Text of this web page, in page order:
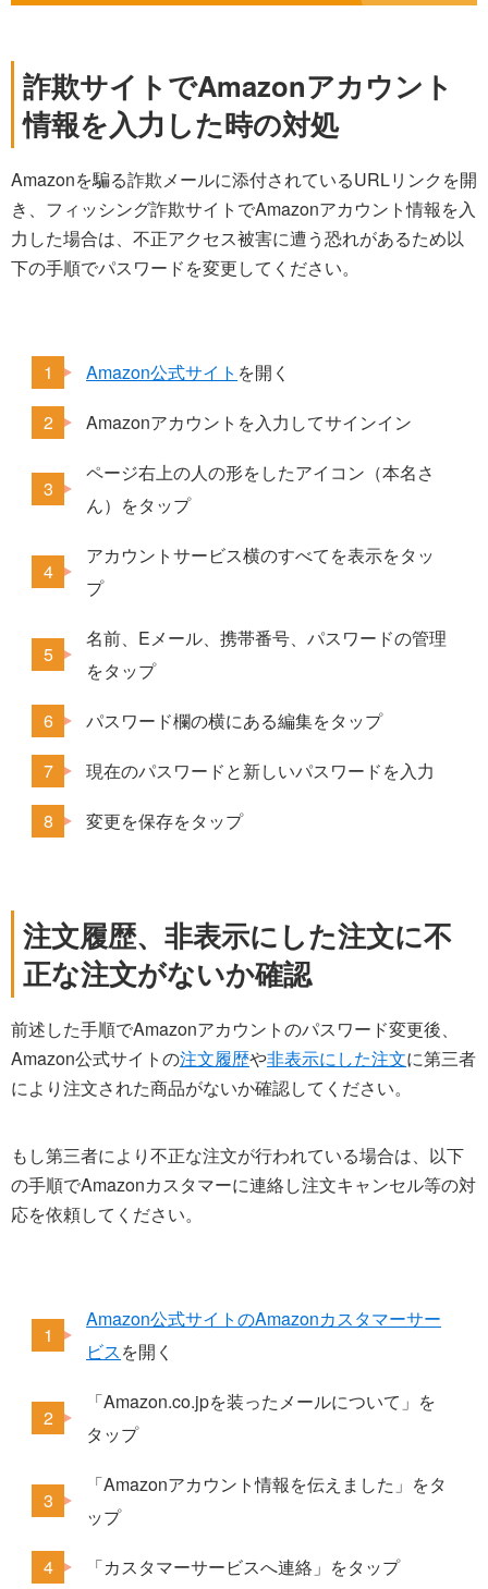
詐欺サイトでAmazonアカウント
情報を入力した時の対処
Amazonを騙る詐欺メールに添付されているURLリンクを開
き、フィッシング詐欺サイトでAmazonアカウント情報を入
力した場合は、不正アクセス被害に遭う恐れがあるため以
下の手順でパスワードを変更してください。
Amazon公式サイト を開く
Amazonアカウントを入力してサインイン
ページ右上の人の形をしたアイコン（本名さ
ん）をタップ
アカウントサービス横のすべてを表示をタッ
プ
名前、Eメール、携帯番号、パスワードの管理
をタップ
パスワード欄の横にある編集をタップ
現在のパスワードと新しいパスワードを入力
変更を保存をタップ
注文履歴、非表示にした注文に不
正な注文がないか確認
前述した手順でAmazonアカウントのパスワード変更後、
Amazon公式サイトの注文履歴や非表示にした注文に第三者
により注文された商品がないか確認してください。
もし第三者により不正な注文が行われている場合は、以下
の手順でAmazonカスタマーに連絡し注文キャンセル等の対
応を依頼してください。
Amazon公式サイトのAmazonカスタマーサー
ビスを開く
「Amazon.co.jpを装ったメールについて」を
タップ
「Amazonアカウント情報を伝えました」をタ
ップ
「カスタマーサービスへ連絡」をタップ